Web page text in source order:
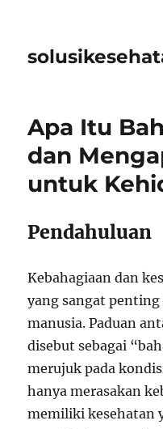
Apa Itu
dan
untuk
Pendahuluan
Kebahagiaan dan
yang sangat
manusia. Paduan
disebut sebagai
merujuk pada
hanya merasakan
memiliki kesehatan